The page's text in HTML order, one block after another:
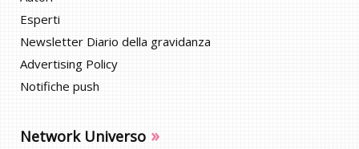
Esperti
Newsletter Diario della gravidanza
Advertising Policy
Notifiche push
Network Universo »